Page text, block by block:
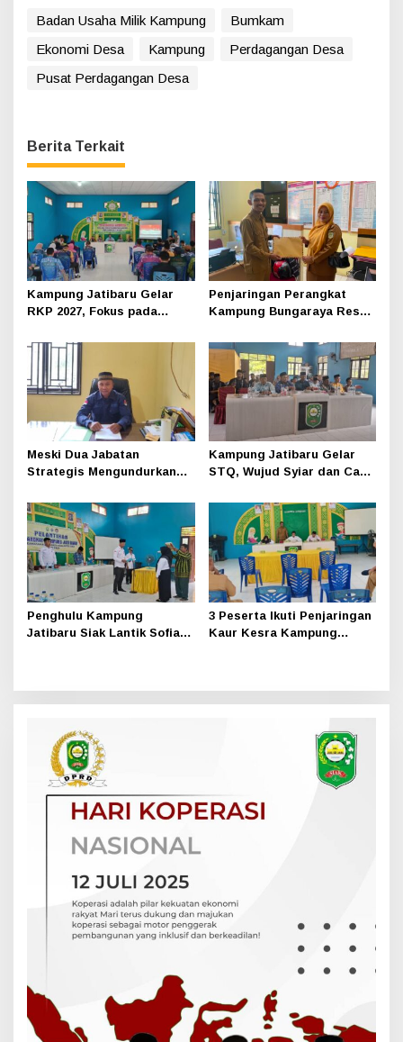
Badan Usaha Milik Kampung
Bumkam
Ekonomi Desa
Kampung
Perdagangan Desa
Pusat Perdagangan Desa
Berita Terkait
Kampung Jatibaru Gelar
RKP 2027, Fokus pada
Ketahanan Pangan
Penjaringan Perangkat
Kampung Bungaraya Resmi
Meski Dua Jabatan
Strategis Mengundurkan
Bungaraya Tetap Berjalan
Normal
Kampung Jatibaru Gelar
STQ, Wujud Syiar dan Cari
Penghulu Kampung
Jatibaru Siak Lantik Sofia
3 Peserta Ikuti Penjaringan
Kaur Kesra Kampung